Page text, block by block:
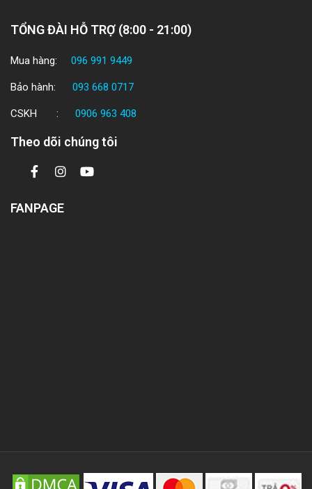
TỔNG ĐÀI HỖ TRỢ (8:00 - 21:00)
Mua hàng: 096 991 9449
Bảo hành: 093 668 0717
CSKH : 0906 963 408
Theo dõi chúng tôi
FANPAGE